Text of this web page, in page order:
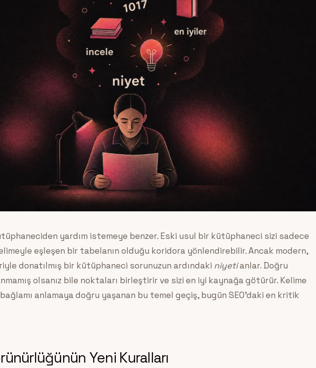
yardım istemeye benzer. Eski usul bir kütüphaneci sizi sadece
eşleşen bir tabelanın olduğu koridora yönlendirebilir. Ancak modern,
donatılmış bir kütüphaneci sorunuzun ardındaki niyetianlar. Doğru
olsanız bile noktaları birleştirir ve sizi en iyi kaynağa götürür. Kelime
anlamaya doğru yaşanan bu temel geçiş, bugün SEO’daki en kritik
Yeni Kuralları